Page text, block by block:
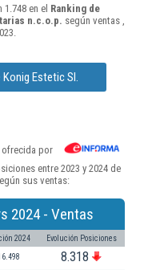
en el Ranking de
n.c.o.p. según ventas ,
Estetic Sl.
por
entre 2023 y 2024 de
sus ventas:
2024 - Ventas
2024 Evolución Posiciones
8.318